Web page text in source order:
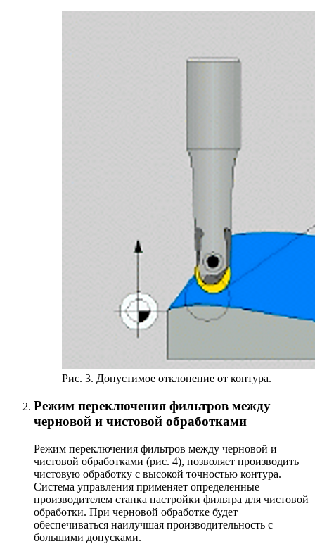
Рис. 3. Допустимое отклонение от контура.
Режим переключения фильтров между
черновой и чистовой обработками
Режим переключения фильтров между черновой и
чистовой обработками (рис. 4), позволяет производить
чистовую обработку с высокой точностью контура.
Система управления применяет определенные
производителем станка настройки фильтра для чистовой
обработки. При черновой обработке будет
обеспечиваться наилучшая производительность с
большими допусками.